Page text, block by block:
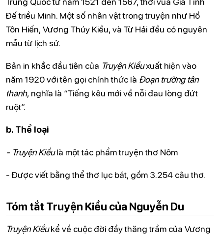
Đế triều Minh. Một số nhân vật trong truyện như Hồ
Tôn Hiến, Vương Thúy Kiều, và Từ Hải đều có nguyên
mẫu từ lịch sử.
Bản in khắc đầu tiên của Truyện Kiềuxuất hiện vào
năm 1920 với tên gọi chính thức là Đoạn trường tân
thanh, nghĩa là “Tiếng kêu mới về nỗi đau lòng đứt
ruột”.
b. Thể loại
- Truyện Kiềulà một tác phẩm truyện thơ Nôm
- Được viết bằng thể thơ lục bát, gồm 3.254 câu thơ.
Tóm tắt Truyện Kiều của Nguyễn Du
Truyện Kiềukể về cuộc đời đầy thăng trầm của Vương